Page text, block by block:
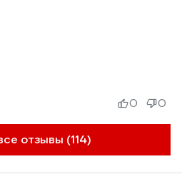
отзывы (114)
0 0